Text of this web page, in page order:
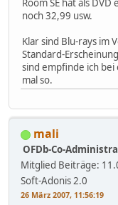
Room SE hat als
noch 32,99 usw.
Klar sind Blu-rays im
Standard-
sind empfinde ich
mal so.
mali
OFDb-Co-
Mitglied Beiträge:
Soft-Adonis 2.0
26 März 2007, 11:56:19